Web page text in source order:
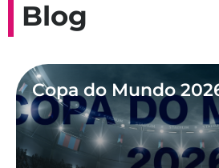
Blog
Copa do Mundo